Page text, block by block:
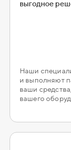
выгодное
Наши
и выполняют
ваши
вашего